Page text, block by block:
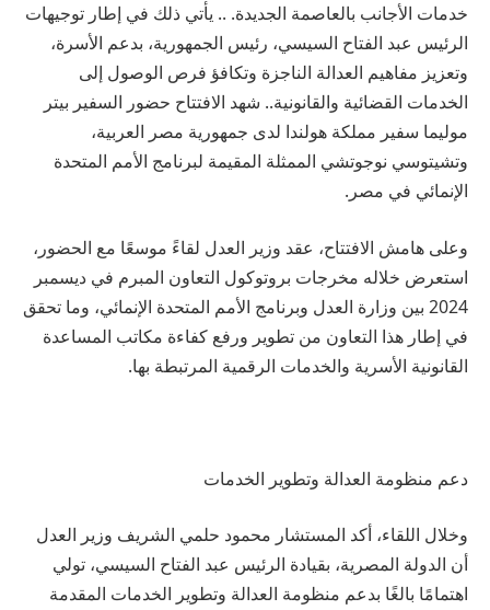
خدمات الأجانب بالعاصمة الجديدة. .. يأتي ذلك في إطار توجيهات
الرئيس عبد الفتاح السيسي، رئيس الجمهورية، بدعم الأسرة،
وتعزيز مفاهيم العدالة الناجزة وتكافؤ فرص الوصول إلى
الخدمات القضائية والقانونية.. شهد الافتتاح حضور السفير بيتر
موليما سفير مملكة هولندا لدى جمهورية مصر العربية،
وتشيتوسي نوجوتشي الممثلة المقيمة لبرنامج الأمم المتحدة
الإنمائي في مصر.
وعلى هامش الافتتاح، عقد وزير العدل لقاءً موسعًا مع الحضور،
استعرض خلاله مخرجات بروتوكول التعاون المبرم في ديسمبر
2024 بين وزارة العدل وبرنامج الأمم المتحدة الإنمائي، وما تحقق
في إطار هذا التعاون من تطوير ورفع كفاءة مكاتب المساعدة
القانونية الأسرية والخدمات الرقمية المرتبطة بها.
دعم منظومة العدالة وتطوير الخدمات
وخلال اللقاء، أكد المستشار محمود حلمي الشريف وزير العدل
أن الدولة المصرية، بقيادة الرئيس عبد الفتاح السيسي، تولي
اهتمامًا بالغًا بدعم منظومة العدالة وتطوير الخدمات المقدمة